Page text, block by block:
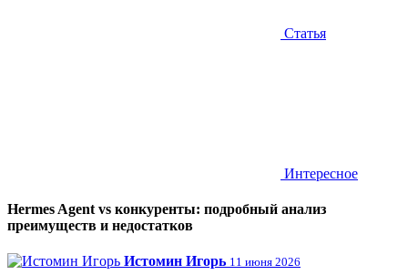
Статья
Интересное
Hermes Agent vs конкуренты: подробный анализ
преимуществ и недостатков
Истомин Игорь 11 июня 2026